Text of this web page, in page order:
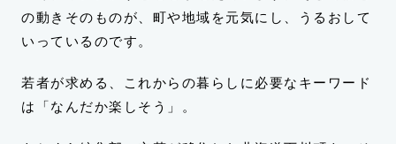
の動きそのものが、町や地域を元気にし、うるおして
いっているのです。
若者が求める、これからの暮らしに必要なキーワード
は「なんだか楽しそう」。